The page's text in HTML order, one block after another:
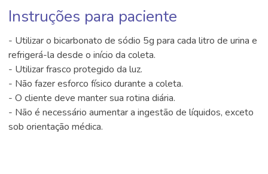
Instruções para paciente
- Utilizar o bicarbonato de sódio 5g para cada litro de urina e
refrigerá-la desde o início da coleta.
- Utilizar frasco protegido da luz.
- Não fazer esforco físico durante a coleta.
- O cliente deve manter sua rotina diária.
- Não é necessário aumentar a ingestão de líquidos, exceto
sob orientação médica.